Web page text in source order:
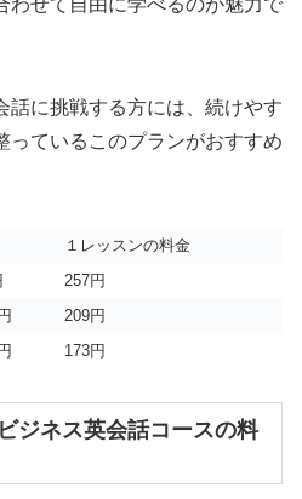
わせて自由に学べるのが魅力で
話に挑戦する方には、続けやす
っているこのプランがおすすめ
１レッスンの料金
257円
209円
173円
ジネス英会話コースの料